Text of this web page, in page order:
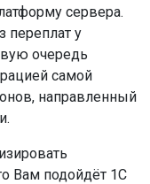
сервера.
переплат у
очередь
самой
направленный
Вам подойдёт 1С